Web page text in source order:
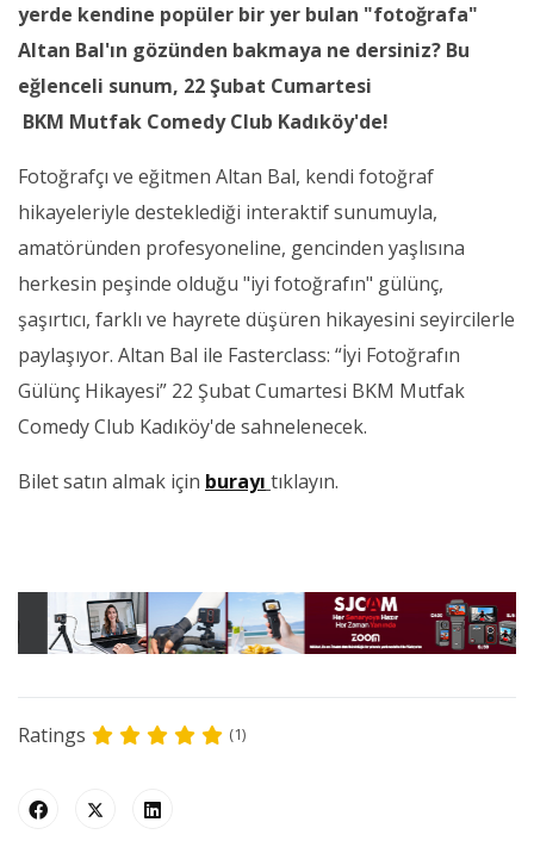
yerde kendine popüler bir yer bulan "fotoğrafa"
Altan Bal'ın gözünden bakmaya ne dersiniz? Bu
eğlenceli sunum, 22 Şubat Cumartesi
BKM Mutfak Comedy Club Kadıköy'de!
Fotoğrafçı ve eğitmen Altan Bal, kendi fotoğraf
hikayeleriyle desteklediği interaktif sunumuyla,
amatöründen profesyoneline, gencinden yaşlısına
herkesin peşinde olduğu "iyi fotoğrafın" gülünç,
şaşırtıcı, farklı ve hayrete düşüren hikayesini seyircilerle
paylaşıyor. Altan Bal ile Fasterclass: “İyi Fotoğrafın
Gülünç Hikayesi” 22 Şubat Cumartesi BKM Mutfak
Comedy Club Kadıköy'de sahnelenecek.
Bilet satın almak için burayı tıklayın.
Ratings (1)